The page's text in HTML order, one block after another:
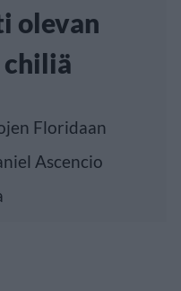
olevan
chiliä
Floridaan
Ascencio